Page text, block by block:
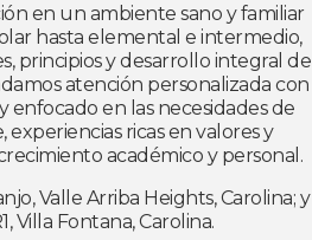
en un ambiente sano y familiar
hasta elemental e intermedio,
principios y desarrollo integral de
atención personalizada con
enfocado en las necesidades de
experiencias ricas en valores y
académico y personal.
Valle Arriba Heights, Carolina; y
Villa Fontana, Carolina.